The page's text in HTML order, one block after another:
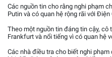
Các nguồn tin cho rằng nghi phạm
Putin và có quan hệ rộng rãi với Điện
Theo một nguồn tin đáng tin cậy,
Frankfurt và nổi tiếng vì có quan hệ
Các nhà điều tra cho biết nghi